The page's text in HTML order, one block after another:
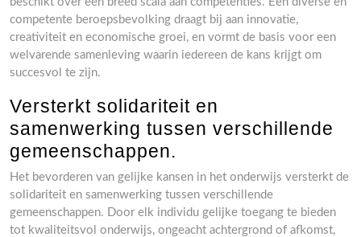
competente beroepsbevolking draagt bij aan innovatie,
creativiteit en economische groei, en vormt de basis voor een
welvarende samenleving waarin iedereen de kans krijgt om
succesvol te zijn.
Versterkt solidariteit en
samenwerking tussen verschillende
gemeenschappen.
Het bevorderen van gelijke kansen in het onderwijs versterkt de
solidariteit en samenwerking tussen verschillende
gemeenschappen. Door elk individu gelijke toegang te bieden
tot kwaliteitsvol onderwijs, ongeacht achtergrond of afkomst,